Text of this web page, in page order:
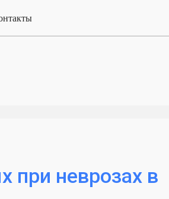
при неврозах в